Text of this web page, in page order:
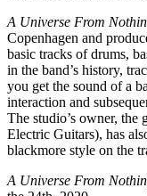
A Universe From
Copenhagen and
basic tracks of drums,
in the band’s history,
you get the sound of a
interaction and
The studio’s owner, the
Electric Guitars), has
blackmore style on the
A Universe From